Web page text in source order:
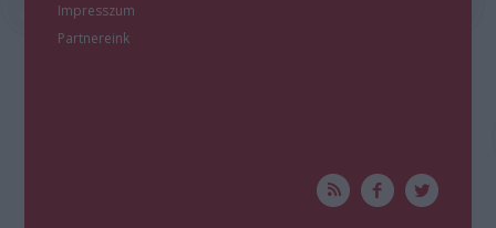
Impresszum
Partnereink